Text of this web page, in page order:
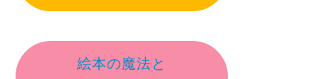
絵本の魔法と